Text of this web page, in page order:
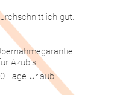
gut...
Azubis
Tage Urlaub